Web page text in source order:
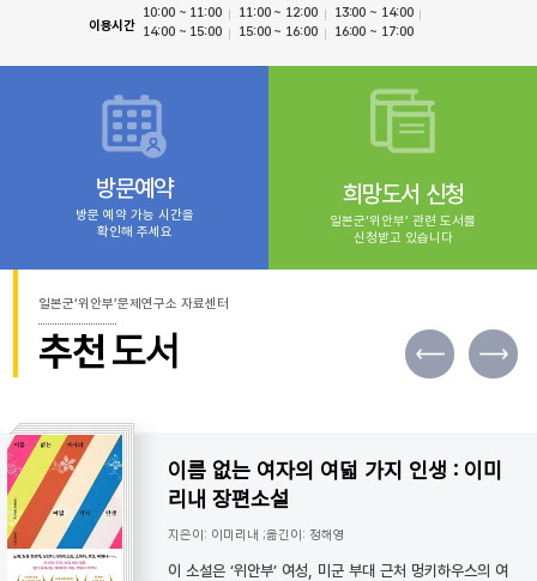
방문예약
방문 예약 가능 시간을
확인해 주세요
희망도서 신청
일본군‘위안부’ 관련 도서를
신청받고 있습니다
이용시간
10:00 ~ 11:00 11:00 ~ 12:00
13:00 ~ 14:00
14:00 ~ 15:00
15:00 ~ 16:00 16:00 ~ 17:00
일본군‘위안부’문제연구소 자료센터
추천도서
이름 없는 여자의 여덟 가지 인생 : 이미
리내 장편소설
지은이: 이미리내 ;옮긴이: 정해영
이 소설은 ‘위안부’ 여성, 미군 부대 근처 멍키하우스의 여